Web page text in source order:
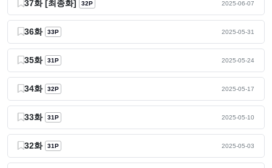
37화 [최종화] 32P 2025-06-07
36화 33P 2025-05-31
35화 31P 2025-05-24
34화 32P 2025-05-17
33화 31P 2025-05-10
32화 31P 2025-05-03